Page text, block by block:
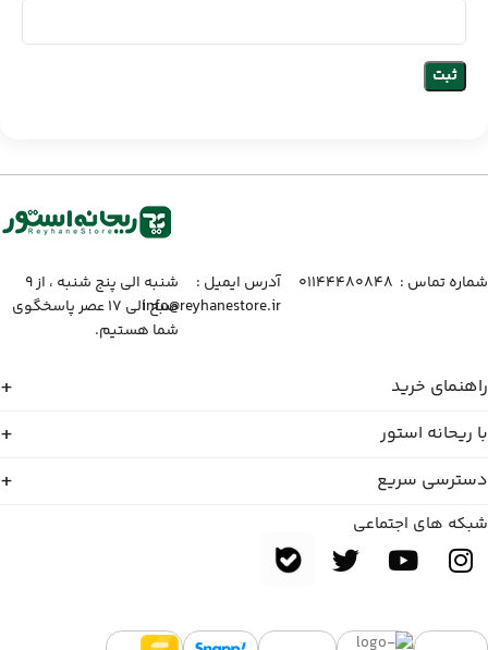
شماره تماس :‌ ۰۱۱۴۴۴۸۰۸۴۸
آدرس ایمیل :‌
info@reyhanestore.ir
شنبه الی پنج شنبه ، از ۹
صبح الی ۱۷ عصر پاسخگوی
شما هستیم.
راهنمای خرید
با ریحانه استور
دسترسی سریع
شبکه های اجتماعی